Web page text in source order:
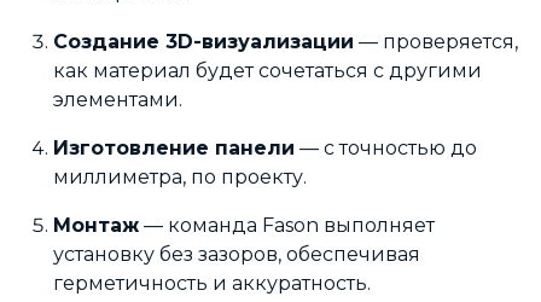
Создание 3D-визуализации — проверяется,
как материал будет сочетаться с другими
элементами.
Изготовление панели — с точностью до
миллиметра, по проекту.
Монтаж — команда Fason выполняет
установку без зазоров, обеспечивая
герметичность и аккуратность.